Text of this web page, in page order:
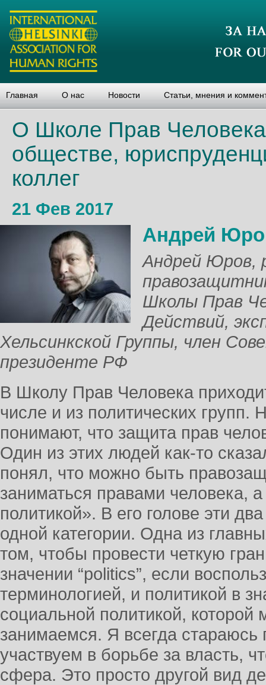
Главная О нас Новости Статьи, мнения и
О Школе Прав
обществе,
коллег
21 Фев 2017
Андрей
Андрей Юров,
Школы Прав
Действий,
Хельсинкской Группы, член
президенте РФ
В Школу Прав Человека
числе и из политических групп.
понимают, что защита прав
Один из этих людей как-то
понял, что можно быть
заниматься правами человека,
политикой». В его голове эти
одной категории. Одна из
том, чтобы провести четкую
значении “politics”, если
терминологией, и политикой в
социальной политикой, которой
занимаемся. Я всегда стараюсь
участвуем в борьбе за власть,
сфера. Это просто другой вид